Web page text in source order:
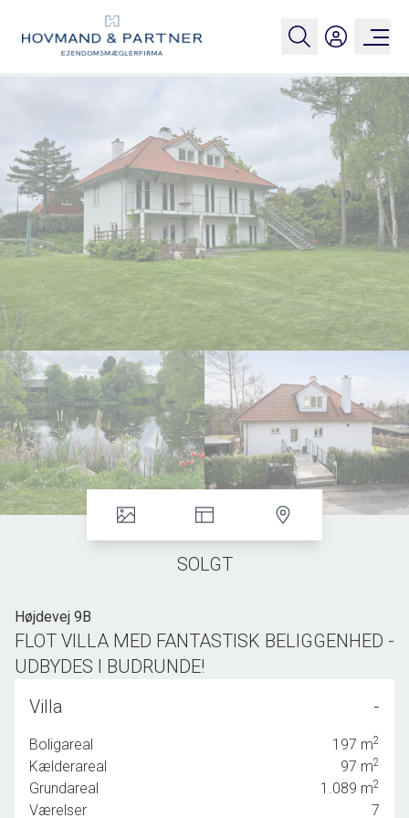
SOLGT
Højdevej 9B
FLOT VILLA MED FANTASTISK BELIGGENHED -
UDBYDES I BUDRUNDE!
Sælges som renoveringsprojekt eller helårsgrund, med evt. medfølgende
byggeprojekt.
BUDRUNDEN ER AFSLUTTET OG DET ER DERFOR IKKE
LÆNGERE MULIGT AT BOOKE FREMVISNINGER.
Villa -
Boligareal 197 m2
Kælderareal 97 m2
Grundareal 1.089 m2
Værelser
7